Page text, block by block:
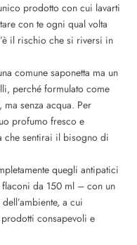
prodotto con cui lavarti
con te ogni qual volta
il rischio che si riversi in
comune saponetta ma un
perché formulato come
senza acqua. Per
profumo fresco e
che sentirai il bisogno di
quegli antipatici
da 150 ml – con un
a cui
consapevoli e